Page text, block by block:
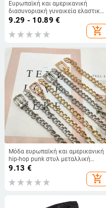
Ευρωπαϊκή και αμερικανική
διασυνοριακή γυναικεία ελαστική
ζώνη μέσης μαύρης ζώνης
ευέλικτης διακοσμητικής φαρδιάς
ζώνης χονδρικής
9.29 - 10.89 €
add_shopping_cart
Μόδα ευρωπαϊκή και αμερικανική
hip-hop punk στυλ μεταλλική
αλυσίδα ζώνη διακόσμηση με
παλτό φόρεμα casual απλό σημείο
9.13 €
add_shopping_cart